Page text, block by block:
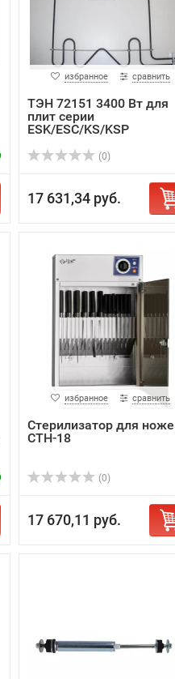
избранное сравнить
ТЭН 72151 3400 Вт для
плит серии
ESK/ESC/KS/KSP
(0)
17 631,34 руб.
избранное сравнить
Стерилизатор для
СТН-18
(0)
17 670,11 руб.